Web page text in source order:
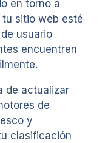
en torno a
sitio web esté
usuario
encuentren
de actualizar
de
y
clasificación